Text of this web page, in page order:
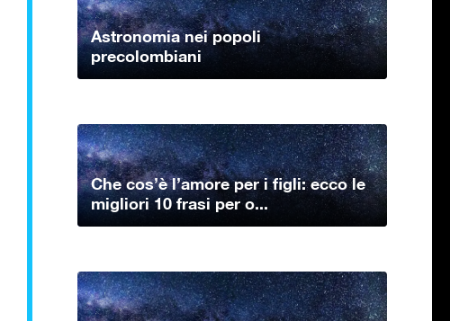
Astronomia nei popoli
precolombiani
Che cos’è l’amore per i figli: ecco le
migliori 10 frasi per o...